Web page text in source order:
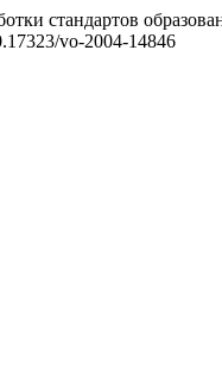
стандартов
vo-2004-14846